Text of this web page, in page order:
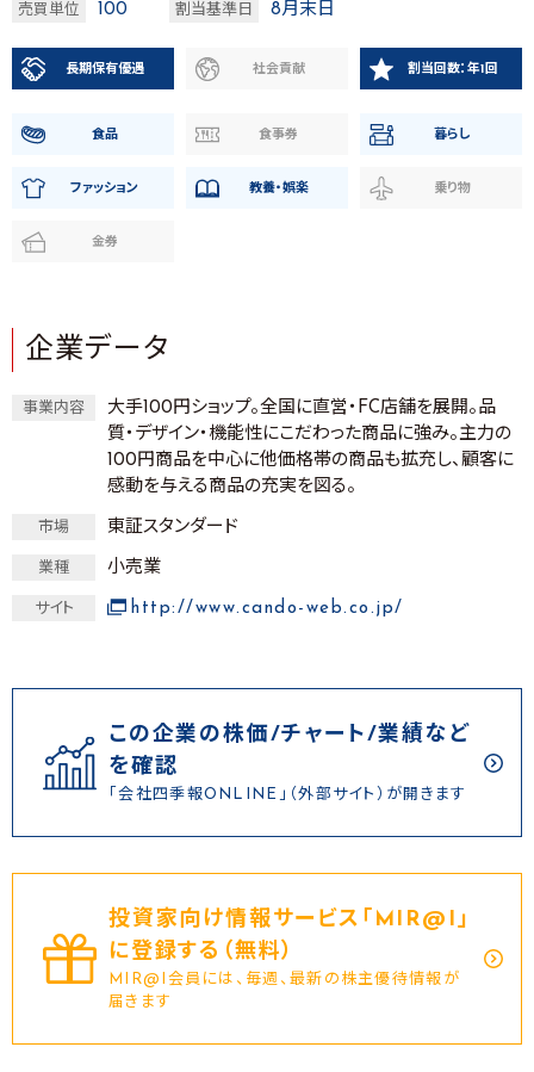
売買単位 100 割当基準日 8月末日
長期保有優遇 社会貢献 割当回数：年1回
食品 食事券 暮らし
ファッション 教養・娯楽 乗り物
金券
企業データ
事業内容
大手100円ショップ。全国に直営・FC店舗を展開。品
質・デザイン・機能性にこだわった商品に強み。主力の
100円商品を中心に他価格帯の商品も拡充し、顧客に
感動を与える商品の充実を図る。
市場 東証スタンダード
業種 小売業
サイト http://www.cando-web.co.jp/
この企業の株価/チャート/業績など
を確認
「会社四季報ONLINE」（外部サイト）が開きます
投資家向け情報サービス｢MIR@I｣
に登録する（無料）
MIR@I会員には、毎週、最新の株主優待情報が
届きます